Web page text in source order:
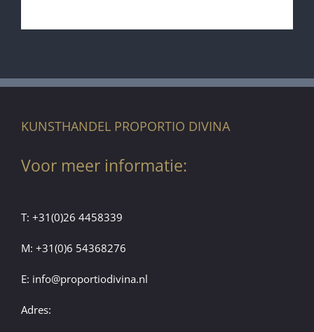
KUNSTHANDEL PROPORTIO DIVINA
Voor meer informatie:
T: +31(0)26 4458339
M: +31(0)6 54368276
E: info@proportiodivina.nl
Adres: